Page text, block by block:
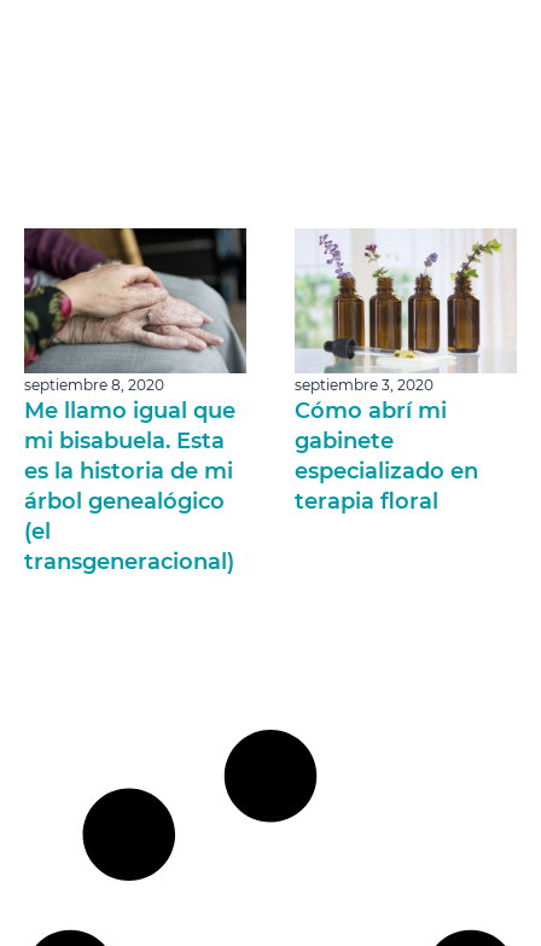
septiembre 8, 2020
Me llamo igual que
mi bisabuela. Esta
es la historia de mi
árbol genealógico
(el
transgeneracional)
septiembre 3, 2020
Cómo abrí mi
gabinete
especializado en
terapia floral